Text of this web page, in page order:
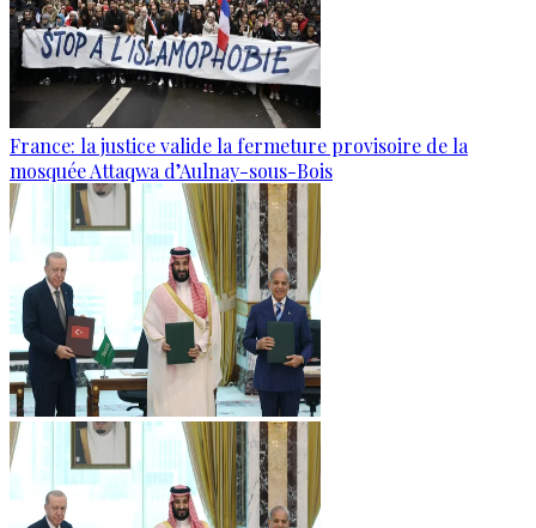
France: la justice valide la fermeture provisoire de la
mosquée Attaqwa d’Aulnay-sous-Bois